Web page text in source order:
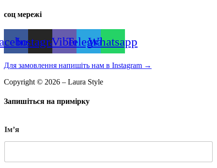
соц мережі
InstagramViberTelegramWhatsapp
Для замовлення напишіть нам в Instagram →
Copyright © 2026 – Laura Style
Запишіться на примірку
Імʼя